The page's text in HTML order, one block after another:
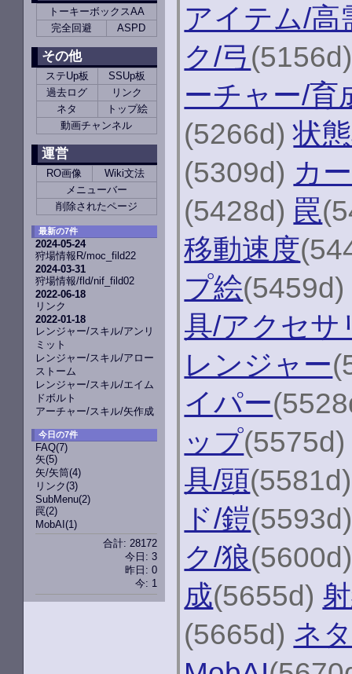
トーキーボックスAA
完全回避
ASPD
その他
ステUp板
SSUp板
過去ログ
リンク
ネタ
トップ絵
動画チャンネル
運営
RO画像
Wiki文法
メニューバー
削除されたページ
最新の7件
2024-05-24
狩場情報R/moc_fild22
2024-03-31
狩場情報/fld/nif_fild02
2022-06-18
リンク
2022-01-18
レンジャー/スキル/アンリ
ミット
レンジャー/スキル/アロー
ストーム
レンジャー/スキル/エイム
ドボルト
アーチャー/スキル/矢作成
今日の7件
FAQ(7)
矢(5)
矢/矢筒(4)
リンク(3)
SubMenu(2)
罠(2)
MobAI(1)
合計: 28172
今日: 3
昨日: 0
今: 1
アイテム/高
ク/弓
ーチャー/育
(5266d)状
(5309d) カ
(5428d) 罠
移動速度
プ絵(5459d)
具/アクセサ
レンジャー
イパー
ップ
具/頭
ド/鎧
ク/狼
成(5655d)
(5665d) ネ